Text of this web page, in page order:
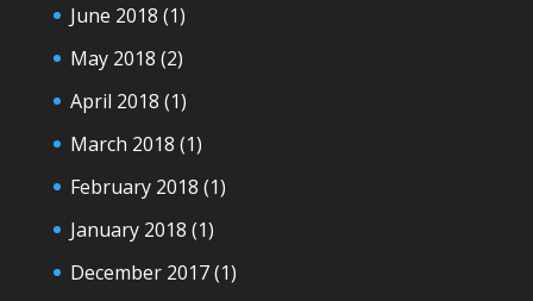
June 2018 (1)
May 2018 (2)
April 2018 (1)
March 2018 (1)
February 2018 (1)
January 2018 (1)
December 2017(1)